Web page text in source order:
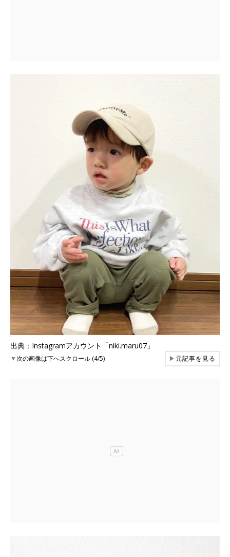
出典：Instagramアカウント「niki.maru07」
▼次の画像は下へスクロール (4/5) ▶元記事を見る